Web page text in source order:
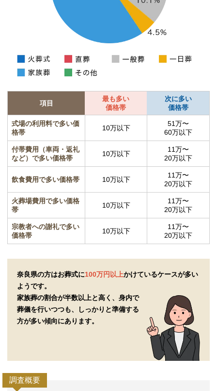
項目
最も多い
価格帯
次に多い
価格帯
式場の利用料で多い価
格帯
10万以下
51万〜
60万以下
付帯費用（車両・返礼
など）で多い価格帯
10万以下
11万〜
20万以下
飲食費用で多い価格帯 10万以下
11万〜
20万以下
火葬場費用で多い価格
帯
10万以下
11万〜
20万以下
宗教者への謝礼で多い
価格帯
10万以下
11万〜
20万以下
奈良県の方はお葬式に100万円以上かけているケースが多い
ようです。
家族葬の割合が半数以上と高く、身内で
葬儀を行いつつも、
しっかりと準備する
方が多い傾向にあります。
調査概要